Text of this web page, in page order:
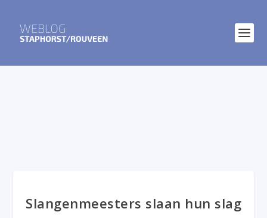
Slangenmeesters slaan hun slag